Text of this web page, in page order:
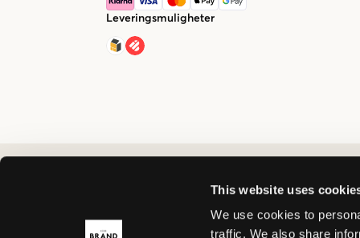
This website uses
We use cookies to
traffic. We also share
Leveringsmuligheter